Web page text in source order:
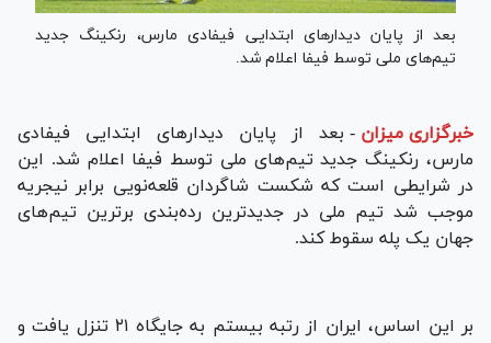
بعد از پایان دیدار‌های ابتدایی فیفادی مارس، رنکینگ جدید
تیم‌های ملی توسط فیفا اعلام شد.
خبرگزاری میزان - بعد از پایان دیدار‌های ابتدایی فیفادی
مارس، رنکینگ جدید تیم‌های ملی توسط فیفا اعلام شد. این
در شرایطی است که شکست شاگردان قلعه‌نویی برابر نیجریه
موجب شد تیم ملی در جدیدترین رده‌بندی برترین تیم‌های
جهان یک پله سقوط کند.
بر این اساس، ایران از رتبه بیستم به جایگاه ۲۱ تنزل یافت و